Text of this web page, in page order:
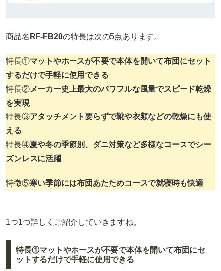
商品名 RF-FB20の特長は次の5点あります。
特長①マットやホースが不要で本体を開いて布団にセット
するだけで手軽に使用できる
特長②メーカー史上最大のパワフルな風量でスピード乾燥
を実現
特長③アタッチメント要らずで靴や衣類などの乾燥にも使
える
特長④夏や冬の季節別、ダニ対策など多様なコースでシー
ズンレスに活躍
特徴⑤寒い季節には布団あたためコースで就寝時も快適
1つ1つ詳しくご紹介していきますね。
特長①マットやホースが不要で本体を開いて布団にセ
ットするだけで手軽に使用できる